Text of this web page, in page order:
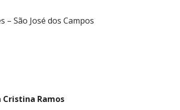
– São José dos Campos
Cristina Ramos